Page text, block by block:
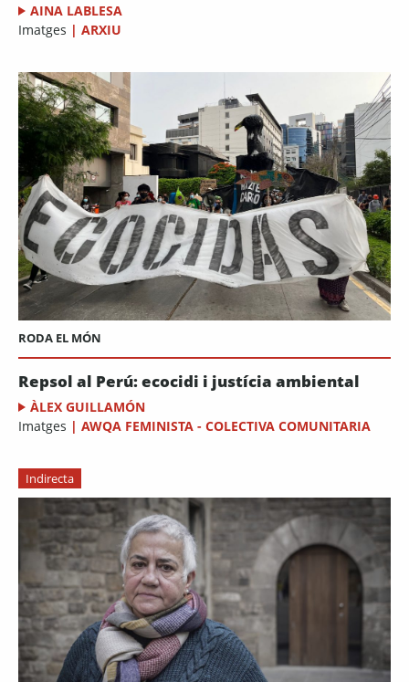
AINA LABLESA
Imatges | ARXIU
RODA EL MÓN
Repsol al Perú: ecocidi i justícia ambiental
ÀLEX GUILLAMÓN
Imatges | AWQA FEMINISTA - COLECTIVA COMUNITARIA
Indirecta